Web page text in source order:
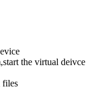
the virtual deivce
files